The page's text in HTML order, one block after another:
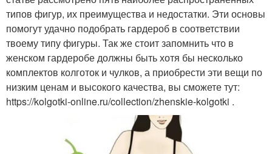
типов фигур, их преимущества и недостатки. Эти основы
помогут удачно подобрать гардероб в соответствии
твоему типу фигуры. Так же стоит запомнить что в
женском гардеробе должны быть хотя бы несколько
комплектов колготок и чулков, а приобрести эти вещи по
низким ценам и высокого качества, вы сможете тут:
https://kolgotki-online.ru/collection/zhenskie-kolgotki .